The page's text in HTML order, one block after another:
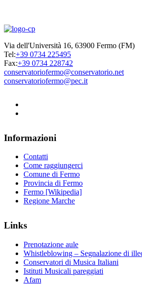
Via dell'Università 16, 63900 Fermo (FM)
Tel:+39 0734 225495
Fax:+39 0734 228742
conservatoriofermo@conservatorio.net
conservatoriofermo@pec.it
Informazioni
Contatti
Come raggiungerci
Comune di Fermo
Provincia di Fermo
Fermo [Wikipedia]
Regione Marche
Links
Prenotazione aule
Whistleblowing – Segnalazione di
Conservatori di Musica Italiani
Istituti Musicali pareggiati
Afam